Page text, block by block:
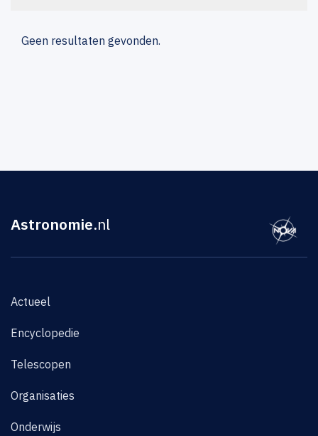
Geen resultaten gevonden.
Astronomie.nl
Actueel
Encyclopedie
Telescopen
Organisaties
Onderwijs